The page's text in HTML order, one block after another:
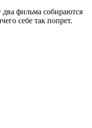
два фильма собираются
себе так попрет.